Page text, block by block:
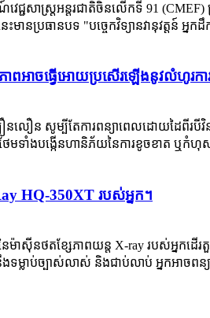
វេជ្ជសាស្ត្រអន្តរជាតិចិនលើកទី 91
មាន​ប្រធានបទ "បច្ចេកវិទ្យា​នវានុវត្តន៍ អ្នកដឹ
ពអាចធ្វើអោយប្រសើរឡើងនូវលំហូរកា
លឿន សូម្បីតែការពន្យាពេលដោយដៃពីរបីវិ
ថែមទាំងបង្កើនហានិភ័យនៃការខូចខាត ឬកំ
HQ-350XT របស់អ្នក។
នថតខ្សែភាពយន្ត X-ray របស់អ្នកដើរតួ
ទម្លាប់ច្បាស់លាស់ និងជាប់លាប់ អ្នកអាចព